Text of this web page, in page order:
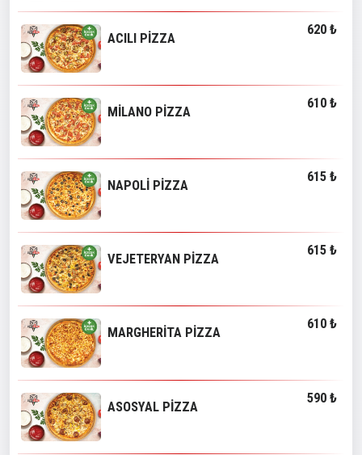
ACILI PİZZA
620 ₺
MİLANO PİZZA
610 ₺
NAPOLİ PİZZA
615 ₺
VEJETERYAN PİZZA
615 ₺
MARGHERİTA PİZZA
610 ₺
ASOSYAL PİZZA
590 ₺